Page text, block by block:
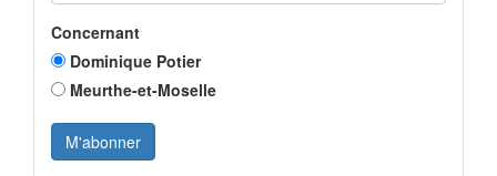
Concernant
Dominique Potier
Meurthe-et-Moselle